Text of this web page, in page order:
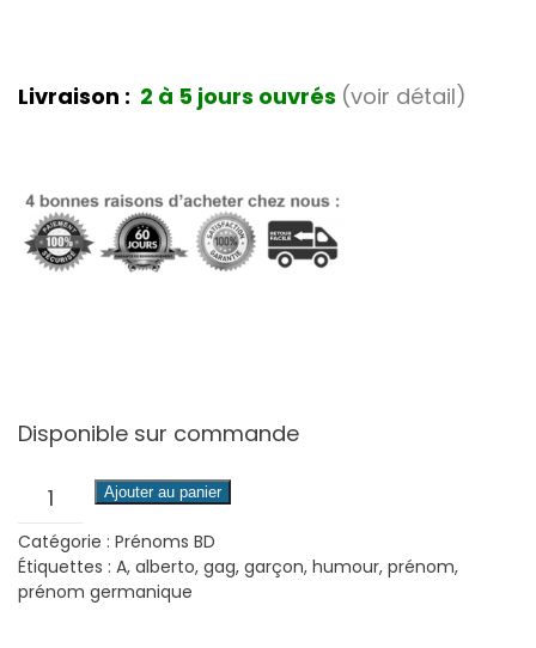
Livraison : 2 à 5 jours ouvrés (voir détail)
Disponible sur commande
quantité
Alberto
Ajouter au panier
Catégorie : Prénoms BD
Étiquettes : A, alberto, gag, garçon, humour, prénom,
prénom germanique